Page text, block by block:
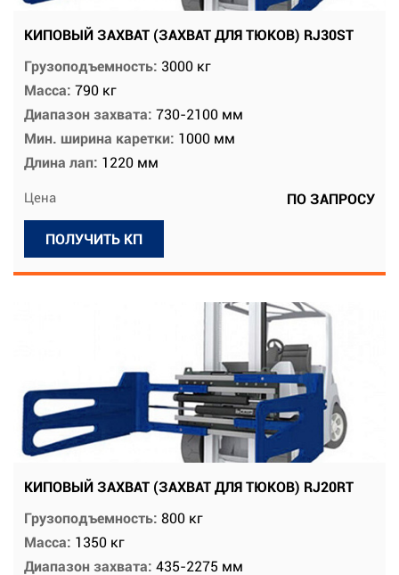
КИПОВЫЙ ЗАХВАТ (ЗАХВАТ ДЛЯ ТЮКОВ) RJ30ST
Грузоподъемность: 3000 кг
Масса: 790 кг
Диапазон захвата: 730-2100 мм
Мин. ширина каретки: 1000 мм
Длина лап: 1220 мм
Цена ПО ЗАПРОСУ
ПОЛУЧИТЬ КП
КИПОВЫЙ ЗАХВАТ (ЗАХВАТ ДЛЯ ТЮКОВ) RJ20RT
Грузоподъемность: 800 кг
Масса: 1350 кг
Диапазон захвата: 435-2275 мм